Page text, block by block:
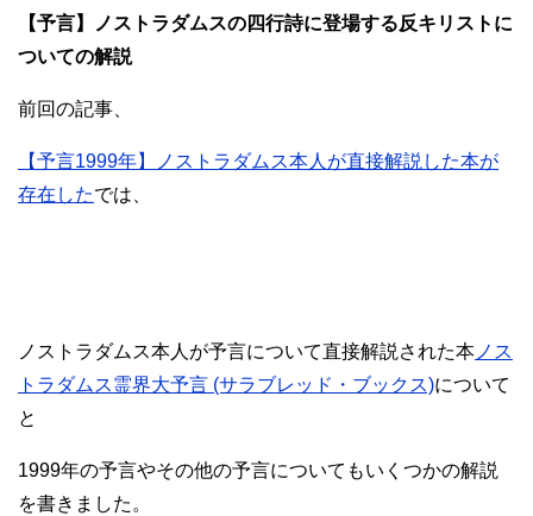
【予言】ノストラダムスの四行詩に登場する反キリストに
ついての解説
前回の記事、
【予言1999年】ノストラダムス本人が直接解説した本が
存在したでは、
ノストラダムス本人が予言について直接解説された本 ノス
トラダムス霊界大予言 (サラブレッド・ブックス)について
と
1999年の予言やその他の予言についてもいくつかの解説
を書きました。